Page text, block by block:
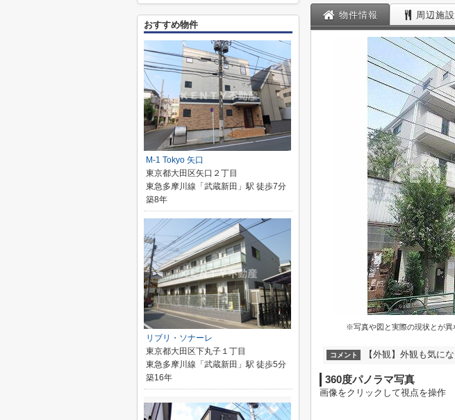
物件情報 周辺施設
※写真や図と実際の現状とが異
コメント 【外観】外観も気に
360度パノラマ写真
画像をクリックして視点を操作
おすすめ物件
M-1 Tokyo 矢口
東京都大田区矢口２丁目
東急多摩川線「武蔵新田」駅 徒歩7分
築8年
リブリ・ソナーレ
東京都大田区下丸子１丁目
東急多摩川線「武蔵新田」駅 徒歩5分
築16年